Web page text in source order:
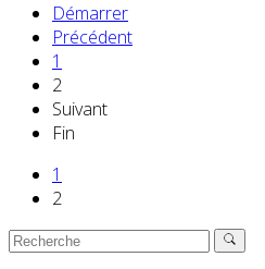
Démarrer
Précédent
1
2
Suivant
Fin
1
2